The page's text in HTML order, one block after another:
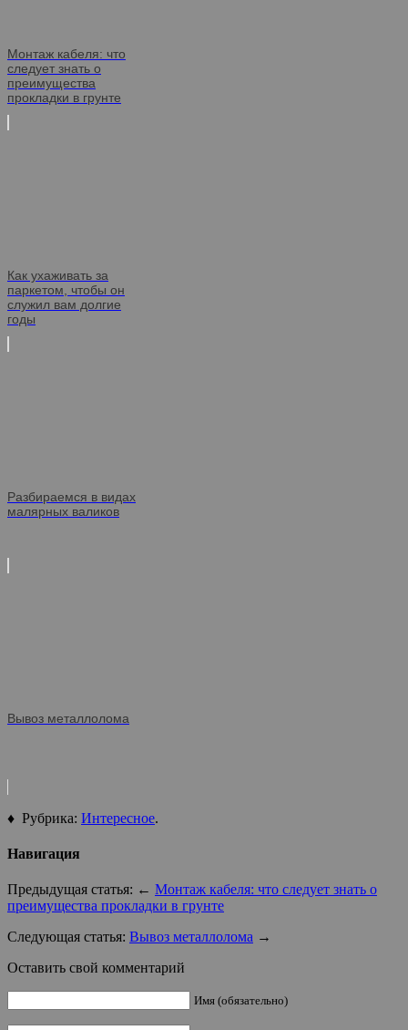
Монтаж кабеля: что
следует знать о
преимущества
прокладки в грунте
Как ухаживать за
паркетом, чтобы он
служил вам долгие
годы
Разбираемся в видах
малярных валиков
Вывоз металлолома
♦ Рубрика: Интересное.
Навигация
Предыдущая статья: ← Монтаж кабеля: что следует знать о
преимущества прокладки в грунте
Следующая статья: Вывоз металлолома →
Оставить свой комментарий
Имя (обязательно)